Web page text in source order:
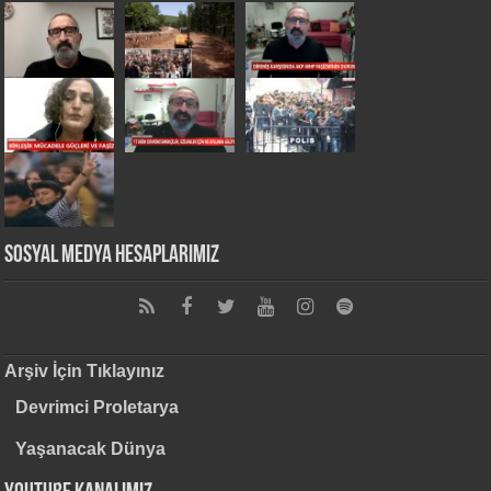
Sosyal Medya Hesaplarımız
Arşiv İçin Tıklayınız
Devrimci Proletarya
Yaşanacak Dünya